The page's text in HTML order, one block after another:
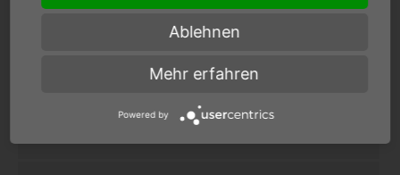
Wichtige Informationen
Ablehnen
Mehr erfahren
Powered by